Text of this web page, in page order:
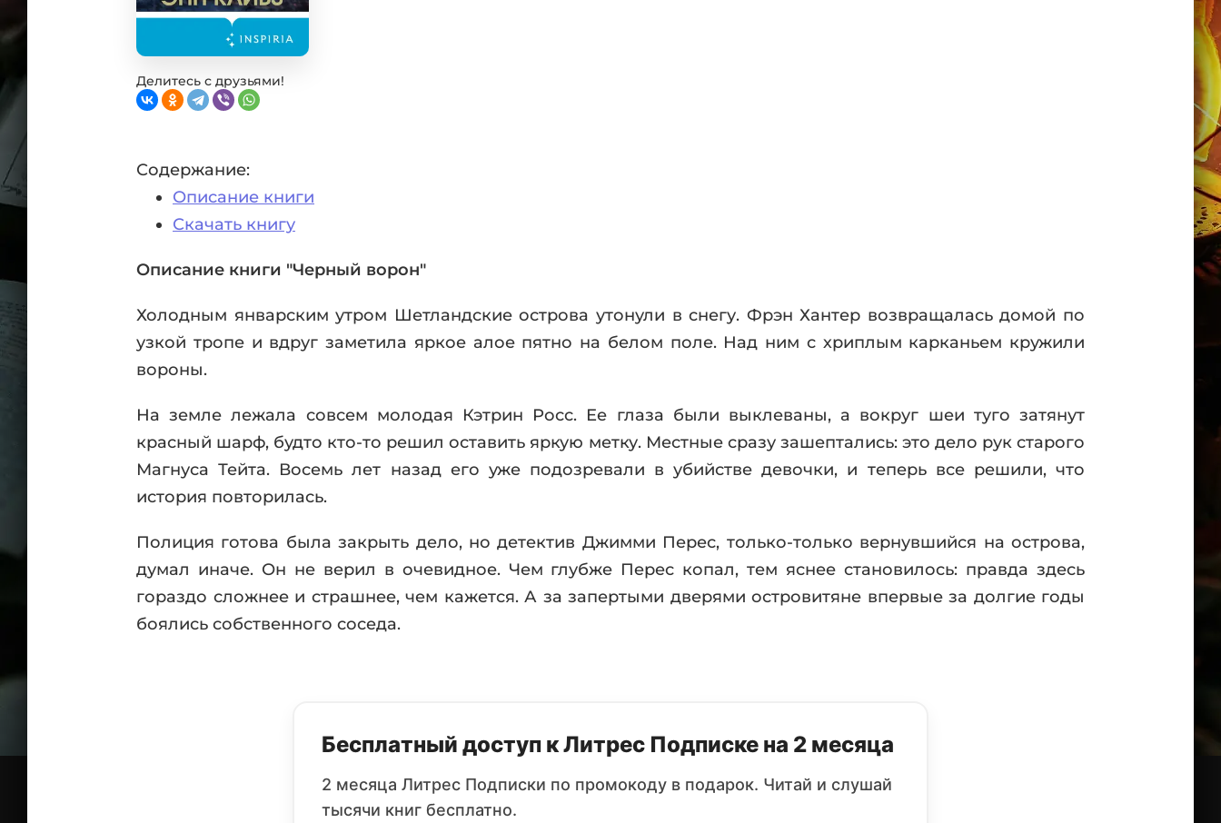
Делитесь с друзьями!
Содержание:
Описание книги
Скачать книгу
Описание книги "Черный ворон"
Холодным январским утром Шетландские острова утонули в снегу. Фрэн Хантер возвращалась домой по
узкой тропе и вдруг заметила яркое алое пятно на белом поле. Над ним с хриплым карканьем кружили
вороны.
На земле лежала совсем молодая Кэтрин Росс. Ее глаза были выклеваны, а вокруг шеи туго затянут
красный шарф, будто кто-то решил оставить яркую метку. Местные сразу зашептались: это дело рук старого
Магнуса Тейта. Восемь лет назад его уже подозревали в убийстве девочки, и теперь все решили, что
история повторилась.
Полиция готова была закрыть дело, но детектив Джимми Перес, только-только вернувшийся на острова,
думал иначе. Он не верил в очевидное. Чем глубже Перес копал, тем яснее становилось: правда здесь
гораздо сложнее и страшнее, чем кажется. А за запертыми дверями островитяне впервые за долгие годы
боялись собственного соседа.
Бесплатный доступ к Литрес Подписке на 2 месяца
2 месяца Литрес Подписки по промокоду в подарок. Читай и слушай
тысячи книг бесплатно.